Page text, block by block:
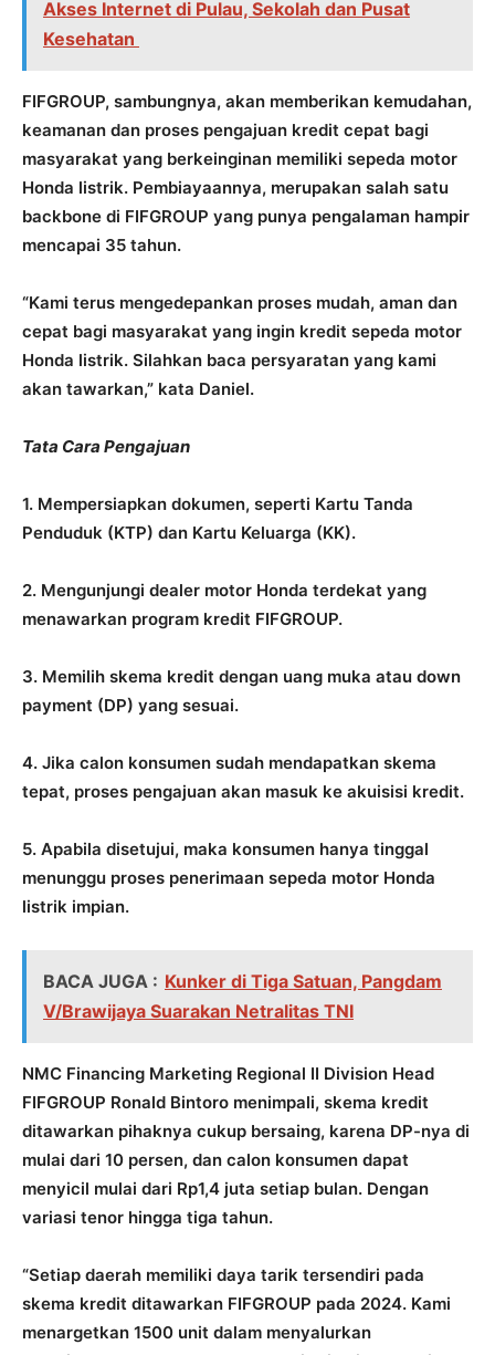
Akses Internet di Pulau, Sekolah dan Pusat
Kesehatan
FIFGROUP, sambungnya, akan memberikan kemudahan,
keamanan dan proses pengajuan kredit cepat bagi
masyarakat yang berkeinginan memiliki sepeda motor
Honda listrik. Pembiayaannya, merupakan salah satu
backbone di FIFGROUP yang punya pengalaman hampir
mencapai 35 tahun.
“Kami terus mengedepankan proses mudah, aman dan
cepat bagi masyarakat yang ingin kredit sepeda motor
Honda listrik. Silahkan baca persyaratan yang kami
akan tawarkan,” kata Daniel.
Tata Cara Pengajuan
1. Mempersiapkan dokumen, seperti Kartu Tanda
Penduduk (KTP) dan Kartu Keluarga (KK).
2. Mengunjungi dealer motor Honda terdekat yang
menawarkan program kredit FIFGROUP.
3. Memilih skema kredit dengan uang muka atau down
payment (DP) yang sesuai.
4. Jika calon konsumen sudah mendapatkan skema
tepat, proses pengajuan akan masuk ke akuisisi kredit.
5. Apabila disetujui, maka konsumen hanya tinggal
menunggu proses penerimaan sepeda motor Honda
listrik impian.
BACA JUGA : Kunker di Tiga Satuan, Pangdam
V/Brawijaya Suarakan Netralitas TNI
NMC Financing Marketing Regional II Division Head
FIFGROUP Ronald Bintoro menimpali, skema kredit
ditawarkan pihaknya cukup bersaing, karena DP-nya di
mulai dari 10 persen, dan calon konsumen dapat
menyicil mulai dari Rp1,4 juta setiap bulan. Dengan
variasi tenor hingga tiga tahun.
“Setiap daerah memiliki daya tarik tersendiri pada
skema kredit ditawarkan FIFGROUP pada 2024. Kami
menargetkan 1500 unit dalam menyalurkan